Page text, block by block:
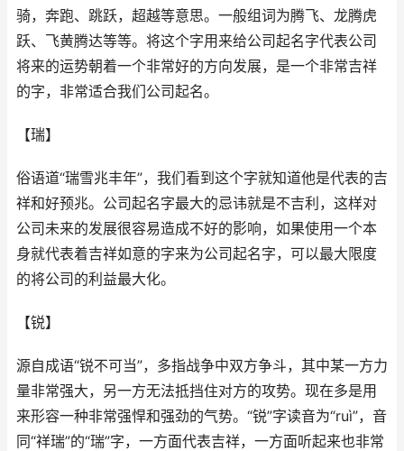
骑，奔跑、跳跃，超越等意思。一般组词为腾飞、龙腾虎
跃、飞黄腾达等等。将这个字用来给公司起名字代表公司
将来的运势朝着一个非常好的方向发展，是一个非常吉祥
的字，非常适合我们公司起名。
【瑞】
俗语道“瑞雪兆丰年”，我们看到这个字就知道他是代表的吉
祥和好预兆。公司起名字最大的忌讳就是不吉利，这样对
公司未来的发展很容易造成不好的影响，如果使用一个本
身就代表着吉祥如意的字来为公司起名字，可以最大限度
的将公司的利益最大化。
【锐】
源自成语“锐不可当”，多指战争中双方争斗，其中某一方力
量非常强大，另一方无法抵挡住对方的攻势。现在多是用
来形容一种非常强悍和强劲的气势。“锐”字读音为“ruì”，音
同“祥瑞”的“瑞”字，一方面代表吉祥，一方面听起来也非常